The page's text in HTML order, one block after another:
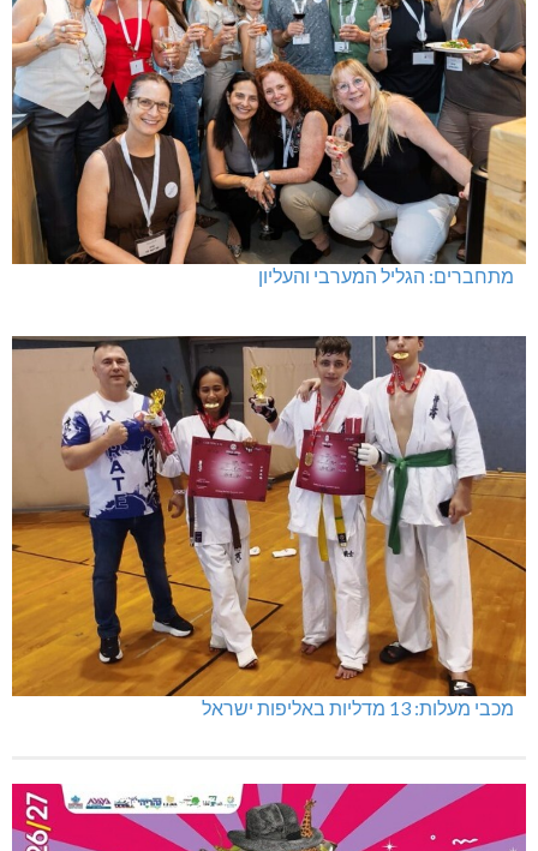
מתחברים: הגליל המערבי והעליון
מכבי מעלות: 13 מדליות באליפות ישראל